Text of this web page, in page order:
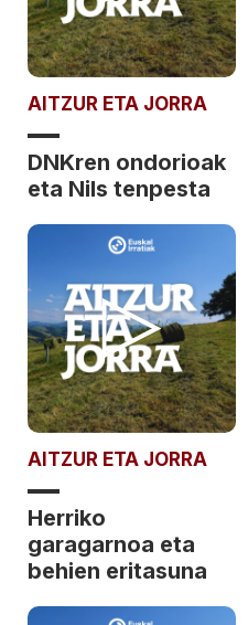
AITZUR ETA JORRA
DNKren ondorioak
eta Nils tenpesta
AITZUR ETA JORRA
Herriko
garagarnoa eta
behien eritasuna